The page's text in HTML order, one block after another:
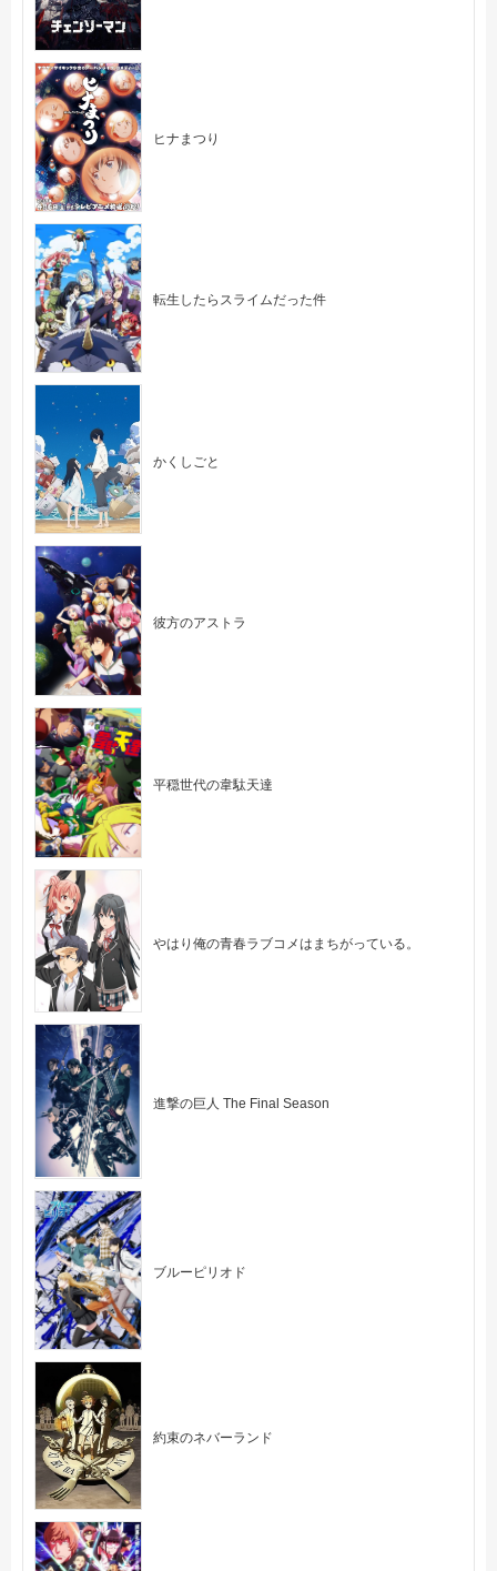
ヒナまつり
転生したらスライムだった件
かくしごと
彼方のアストラ
平穏世代の韋駄天達
やはり俺の青春ラブコメはまちがっている。
進撃の巨人 The Final Season
ブルーピリオド
約束のネバーランド